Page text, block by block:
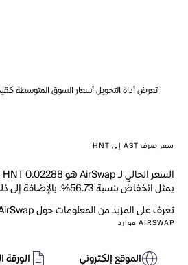
تعرض أداة التحويل أسعار السوق المتوسطة
سعر صرف AST إلى HNT
يمثل انخفاض بنسبة 56.73%. بالإضافة إلى ذلك، تم تداول 1.511k من AST خلال اليوم الماضي.
تعرف على المزيد من المعلومات حول AirSwap هنا.
AIRSWAP موارد
الموقع إلكتروني الورقة